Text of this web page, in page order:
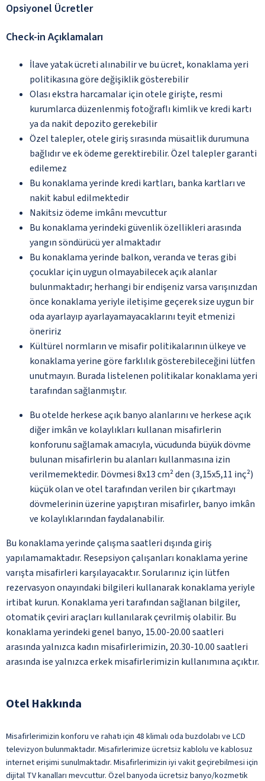
Opsiyonel Ücretler
Check-in Açıklamaları
İlave yatak ücreti alınabilir ve bu ücret, konaklama yeri
politikasına göre değişiklik gösterebilir
Olası ekstra harcamalar için otele girişte, resmi
kurumlarca düzenlenmiş fotoğraflı kimlik ve kredi kartı
ya da nakit depozito gerekebilir
Özel talepler, otele giriş sırasında müsaitlik durumuna
bağlıdır ve ek ödeme gerektirebilir. Özel talepler garanti
edilemez
Bu konaklama yerinde kredi kartları, banka kartları ve
nakit kabul edilmektedir
Nakitsiz ödeme imkânı mevcuttur
Bu konaklama yerindeki güvenlik özellikleri arasında
yangın söndürücü yer almaktadır
Bu konaklama yerinde balkon, veranda ve teras gibi
çocuklar için uygun olmayabilecek açık alanlar
bulunmaktadır; herhangi bir endişeniz varsa varışınızdan
önce konaklama yeriyle iletişime geçerek size uygun bir
oda ayarlayıp ayarlayamayacaklarını teyit etmenizi
öneririz
Kültürel normların ve misafir politikalarının ülkeye ve
konaklama yerine göre farklılık gösterebileceğini lütfen
unutmayın. Burada listelenen politikalar konaklama yeri
tarafından sağlanmıştır.
Bu otelde herkese açık banyo alanlarını ve herkese açık
diğer imkân ve kolaylıkları kullanan misafirlerin
konforunu sağlamak amacıyla, vücudunda büyük dövme
bulunan misafirlerin bu alanları kullanmasına izin
verilmemektedir. Dövmesi 8x13 cm² den (3,15x5,11 inç²)
küçük olan ve otel tarafından verilen bir çıkartmayı
dövmelerinin üzerine yapıştıran misafirler, banyo imkân
ve kolaylıklarından faydalanabilir.
Bu konaklama yerinde çalışma saatleri dışında giriş
yapılamamaktadır. Resepsiyon çalışanları konaklama yerine
varışta misafirleri karşılayacaktır. Sorularınız için lütfen
rezervasyon onayındaki bilgileri kullanarak konaklama yeriyle
irtibat kurun. Konaklama yeri tarafından sağlanan bilgiler,
otomatik çeviri araçları kullanılarak çevrilmiş olabilir. Bu
konaklama yerindeki genel banyo, 15.00-20.00 saatleri
arasında yalnızca kadın misafirlerimizin, 20.30-10.00 saatleri
arasında ise yalnızca erkek misafirlerimizin kullanımına açıktır.
Otel Hakkında
Misafirlerimizin konforu ve rahatı için 48 klimalı oda buzdolabı ve LCD
televizyon bulunmaktadır. Misafirlerimize ücretsiz kablolu ve kablosuz
internet erişimi sunulmaktadır. Misafirlerimizin iyi vakit geçirebilmesi için
dijital TV kanalları mevcuttur. Özel banyoda ücretsiz banyo/kozmetik